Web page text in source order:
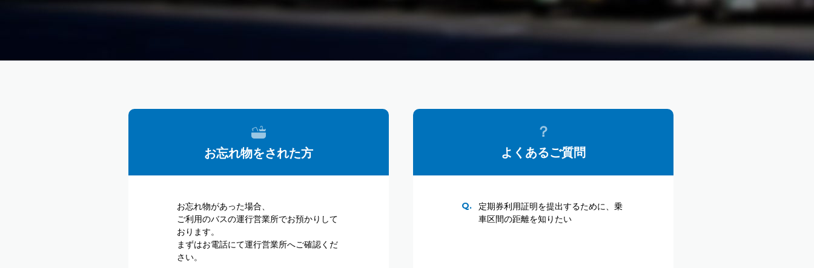
お忘れ物をされた方
お忘れ物があった場合、
ご利用のバスの運行営業所でお預かりして
おります。
まずはお電話にて運行営業所へご確認くだ
さい。
よくあるご質問
定期券利用証明を提出するために、乗
車区間の距離を知りたい